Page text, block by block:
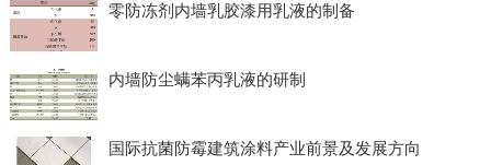
零防冻剂内墙乳胶漆用乳液的制备
内墙防尘螨苯丙乳液的研制
国际抗菌防霉建筑涂料产业前景及发展方向